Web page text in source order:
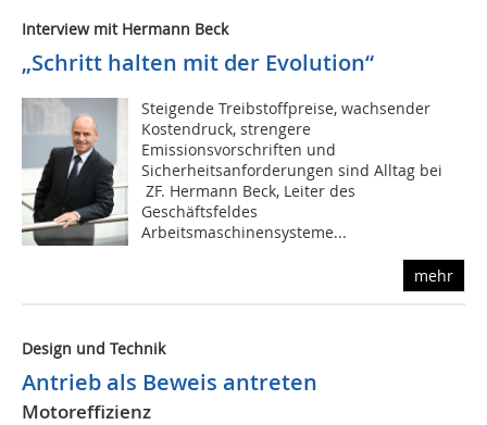
Interview mit Hermann Beck
„Schritt halten mit der Evolution“
Steigende Treibstoffpreise, wachsender
Kostendruck, strengere
Emissionsvorschriften und
Sicherheitsanforderungen sind Alltag bei
ZF. Hermann Beck, Leiter des
Geschäftsfeldes
Arbeitsmaschinensysteme...
mehr
Design und Technik
Antrieb als Beweis antreten
Motoreffizienz